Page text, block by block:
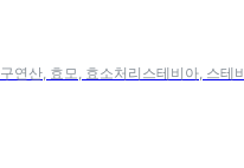
연산, 효모, 효소처리스테비아, 스테